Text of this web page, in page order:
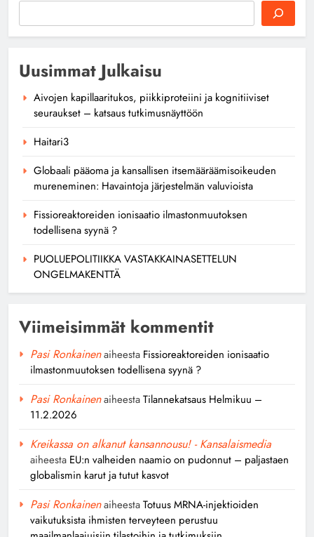
Uusimmat Julkaisu
Aivojen kapillaaritukos, piikkiproteiini ja kognitiiviset
seuraukset – katsaus tutkimusnäyttöön
Haitari3
Globaali pääoma ja kansallisen itsemääräämisoikeuden
mureneminen: Havaintoja järjestelmän valuvioista
Fissioreaktoreiden ionisaatio ilmastonmuutoksen
todellisena syynä ?
PUOLUEPOLITIIKKA VASTAKKAINASETTELUN
ONGELMAKENTTÄ
Viimeisimmät kommentit
Pasi Ronkainenaiheesta Fissioreaktoreiden ionisaatio
ilmastonmuutoksen todellisena syynä ?
Pasi RonkainenaiheestaTilannekatsaus Helmikuu –
11.2.2026
Kreikassa on alkanut kansannousu! - Kansalaismedia
aiheesta EU:n valheiden naamio on pudonnut – paljastaen
globalismin karut ja tutut kasvot
Pasi RonkainenaiheestaTotuus MRNA-injektioiden
vaikutuksista ihmisten terveyteen perustuu